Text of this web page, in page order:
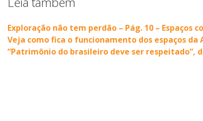
Exploração não tem perdão – Pág. 10 – Espaços
Veja como fica o funcionamento dos espaços da
“Patrimônio do brasileiro deve ser respeitado”,